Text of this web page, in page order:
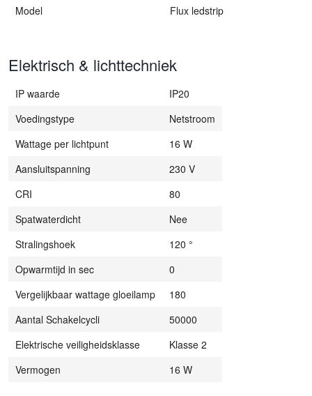
Model Flux ledstrip
Elektrisch & lichttechniek
IP waarde
IP20
Voedingstype
Netstroom
Wattage per lichtpunt
16 W
Aansluitspanning
230 V
CRI
80
Spatwaterdicht
Nee
Stralingshoek
120 °
Opwarmtijd in sec
0
Vergelijkbaar wattage gloeilamp
180
Aantal Schakelcycli
50000
Elektrische veiligheidsklasse
Klasse 2
Vermogen
16 W